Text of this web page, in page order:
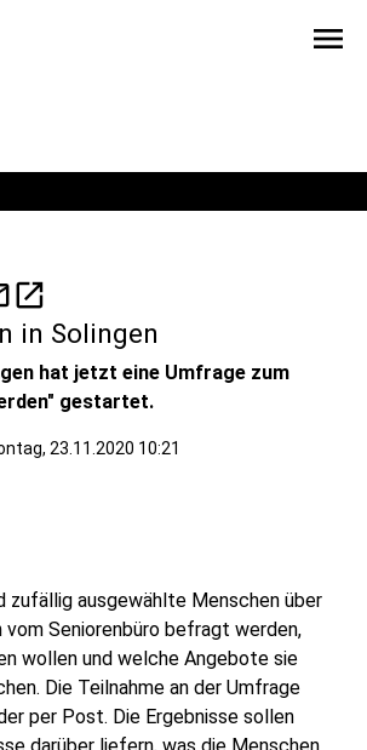
menu
open_in_new
in Solingen
hat jetzt eine Umfrage zum
gestartet.
23.11.2020 10:21
zufällig ausgewählte Menschen über
vom Seniorenbüro befragt werden,
wollen und welche Angebote sie
Die Teilnahme an der Umfrage
per Post. Die Ergebnisse sollen